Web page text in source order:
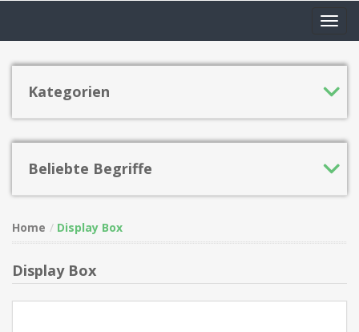
Kategorien
Beliebte Begriffe
Home Display Box
Display Box